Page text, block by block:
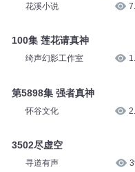
花溪小说
100集 莲花请真神
绮声幻影工作室
第5898集 强者真神
怀谷文化
3502尽虚空
寻道有声